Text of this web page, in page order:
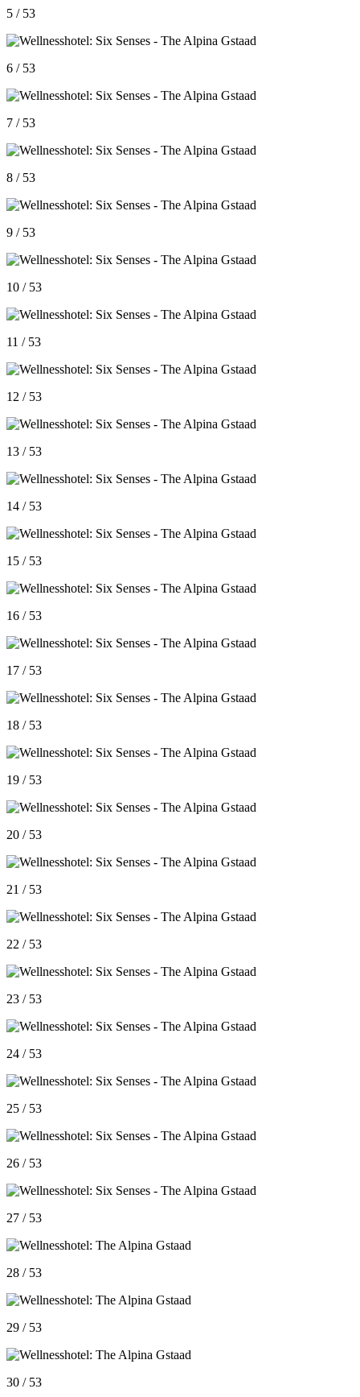
5 / 53
6 / 53
7 / 53
8 / 53
9 / 53
10 / 53
11 / 53
12 / 53
13 / 53
14 / 53
15 / 53
16 / 53
17 / 53
18 / 53
19 / 53
20 / 53
21 / 53
22 / 53
23 / 53
24 / 53
25 / 53
26 / 53
27 / 53
28 / 53
29 / 53
30 / 53